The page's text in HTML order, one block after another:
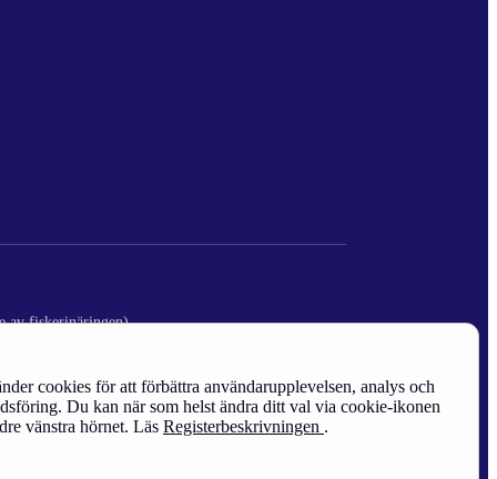
cookies för att förbättra användarupplevelsen, analys och
Du kan när som helst ändra ditt val via cookie-ikonen
vänstra hörnet. Läs Registerbeskrivningen .
av fiskerinäringen)